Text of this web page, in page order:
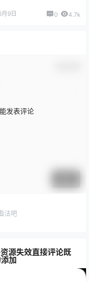
9日 0 4.7k
发表评论
法吧
源失效直接评论既
加